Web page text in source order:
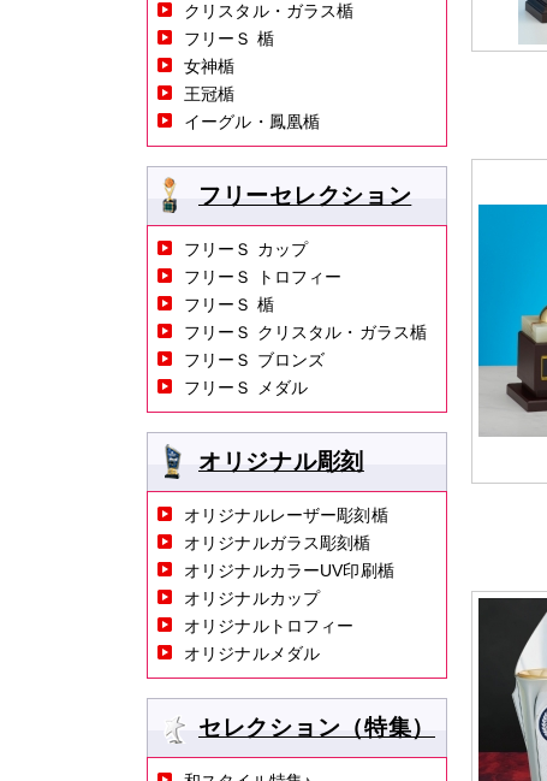
クリスタル・ガラス楯
フリーＳ 楯
女神楯
王冠楯
イーグル・鳳凰楯
フリーセレクション
フリーＳ カップ
フリーＳ トロフィー
フリーＳ 楯
フリーＳ クリスタル・ガラス楯
フリーＳ ブロンズ
フリーＳ メダル
オリジナル彫刻
オリジナルレーザー彫刻楯
オリジナルガラス彫刻楯
オリジナルカラーUV印刷楯
オリジナルカップ
オリジナルトロフィー
オリジナルメダル
セレクション（特集）